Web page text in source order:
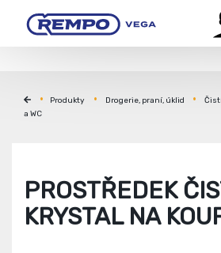
Produkty Drogerie, praní, úklid
a WC
PROSTŘEDEK
KRYSTAL NA